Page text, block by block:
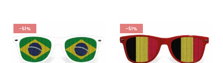
-51% -51%